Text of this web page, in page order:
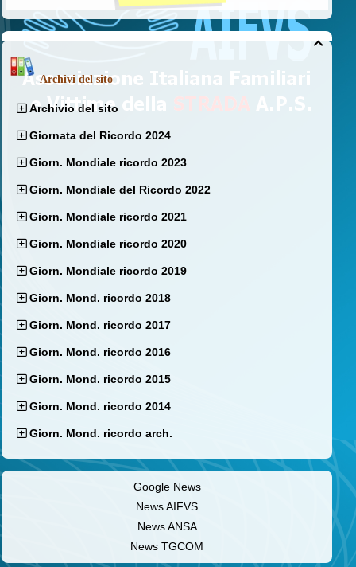

Archivi del sito
Archivio del sito
Giornata del Ricordo 2024
Giorn. Mondiale ricordo 2023
Giorn. Mondiale del Ricordo 2022
Giorn. Mondiale ricordo 2021
Giorn. Mondiale ricordo 2020
Giorn. Mondiale ricordo 2019
Giorn. Mond. ricordo 2018
Giorn. Mond. ricordo 2017
Giorn. Mond. ricordo 2016
Giorn. Mond. ricordo 2015
Giorn. Mond. ricordo 2014
Giorn. Mond. ricordo arch.
Google News
News AIFVS
News ANSA
News TGCOM